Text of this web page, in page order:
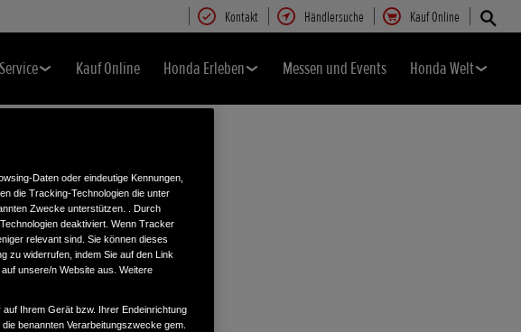
Kontakt Händlersuche Kauf Online
Service Kauf Online Honda Erleben Messen und Events Honda Welt
Daten oder eindeutige Kennungen,
die Tracking-Technologien die unter
Zwecke unterstützen. . Durch
deaktiviert. Wenn Tracker
relevant sind. Sie können dieses
zu widerrufen, indem Sie auf den Link
unsere/n Website aus. Weitere
Ihrem Gerät bzw. Ihrer Endeinrichtung
benannten Verarbeitungszwecke gem.